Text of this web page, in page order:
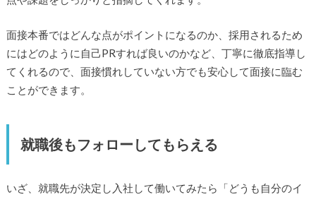
面接本番ではどんな点がポイントになるのか、採用されるため
にはどのように自己PRすれば良いのかなど、丁寧に徹底指導し
てくれるので、面接慣れしていない方でも安心して面接に臨む
ことができます。
就職後もフォローしてもらえる
いざ、就職先が決定し入社して働いてみたら「どうも自分のイ